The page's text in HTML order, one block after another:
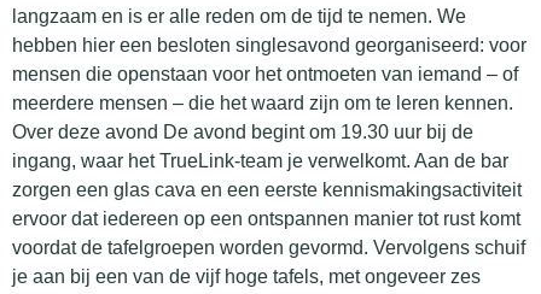
langzaam en is er alle reden om de tijd te nemen. We
hebben hier een besloten singlesavond georganiseerd: voor
mensen die openstaan voor het ontmoeten van iemand – of
meerdere mensen – die het waard zijn om te leren kennen.
Over deze avond De avond begint om 19.30 uur bij de
ingang, waar het TrueLink-team je verwelkomt. Aan de bar
zorgen een glas cava en een eerste kennismakingsactiviteit
ervoor dat iedereen op een ontspannen manier tot rust komt
voordat de tafelgroepen worden gevormd. Vervolgens schuif
je aan bij een van de vijf hoge tafels, met ongeveer zes